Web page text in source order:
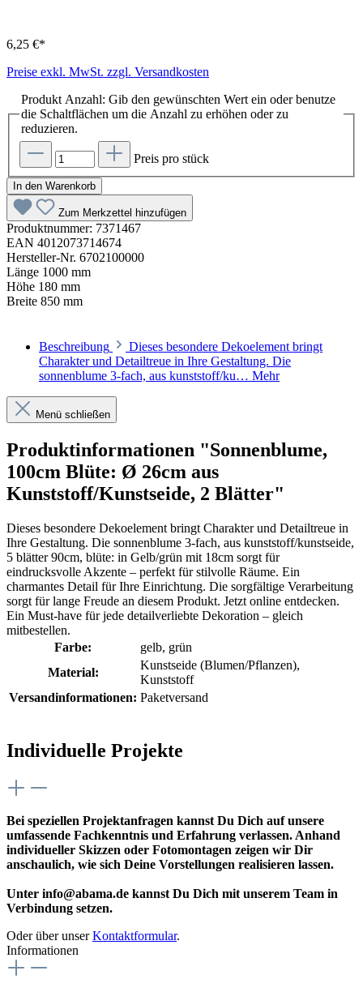
6,25 €*
Preise exkl. MwSt. zzgl. Versandkosten
Produkt Anzahl: Gib den gewünschten Wert ein oder benutze
die Schaltflächen um die Anzahl zu erhöhen oder zu
reduzieren.
Preis pro stück
In den Warenkorb
Zum Merkzettel hinzufügen
Produktnummer: 7371467
EAN 4012073714674
Hersteller-Nr. 6702100000
Länge 1000 mm
Höhe 180 mm
Breite 850 mm
Beschreibung
Dieses besondere Dekoelement bringt
Charakter und Detailtreue in Ihre Gestaltung. Die
sonnenblume 3-fach, aus kunststoff/ku… Mehr
Menü schließen
Produktinformationen "Sonnenblume,
100cm Blüte: Ø 26cm aus
Kunststoff/Kunstseide, 2 Blätter"
Dieses besondere Dekoelement bringt Charakter und Detailtreue in
Ihre Gestaltung. Die sonnenblume 3-fach, aus kunststoff/kunstseide,
5 blätter 90cm, blüte: in Gelb/grün mit 18cm sorgt für
eindrucksvolle Akzente – perfekt für stilvolle Räume. Ein
charmantes Detail für Ihre Einrichtung. Die sorgfältige Verarbeitung
sorgt für lange Freude an diesem Produkt. Jetzt online entdecken.
Ein Must-have für jede detailverliebte Dekoration – gleich
mitbestellen.
Farbe:
gelb, grün
Material:
Kunstseide (Blumen/Pflanzen),
Kunststoff
Versandinformationen: Paketversand
Individuelle Projekte
Bei speziellen Projektanfragen kannst Du Dich auf unsere
umfassende Fachkenntnis und Erfahrung verlassen. Anhand
individueller Skizzen oder Fotomontagen zeigen wir Dir
anschaulich, wie sich Deine Vorstellungen realisieren lassen.
Unter info@abama.de kannst Du Dich mit unserem Team in
Verbindung setzen.
Oder über unserKontaktformular.
Informationen